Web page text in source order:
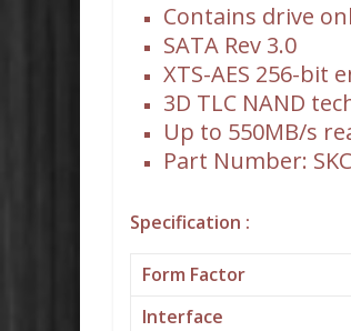
Contains drive
SATA Rev 3.0
XTS-AES 256-bit
3D TLC NAND
Up to 550MB/s
Part Number:
Specification :
Form Factor
Interface